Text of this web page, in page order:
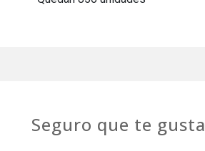
Seguro que te gusta